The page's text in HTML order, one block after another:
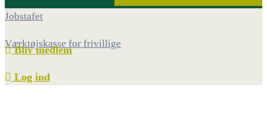
Jobstafet
Værktøjskasse for frivillige
Bliv medlem
Log ind